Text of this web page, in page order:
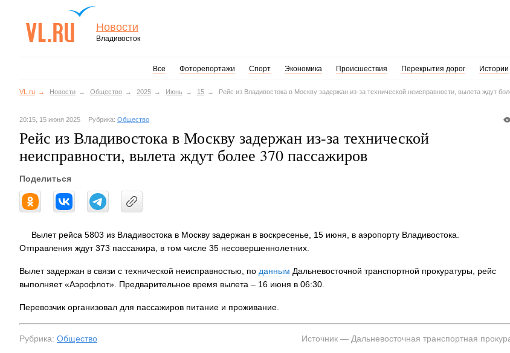
Новости
Владивосток
Все Фоторепортажи Спорт Экономика Происшествия Перекрытия дорог Истории
VL.ru Новости Общество 2025 Июнь 15 Рейс из Владивостока в Москву задержан из-за технической неисправности, вылета ждут
20:15, 15 июня 2025 Рубрика: Общество
Рейс из Владивостока в Москву задержан из-за технической
неисправности, вылета ждут более 370 пассажиров
Поделиться
Вылет рейса 5803 из Владивостока в Москву задержан в воскресенье, 15 июня, в аэропорту Владивостока.
Отправления ждут 373 пассажира, в том числе 35 несовершеннолетних.
Вылет задержан в связи с технической неисправностью, по данным Дальневосточной транспортной прокуратуры, рейс
выполняет «Аэрофлот». Предварительное время вылета – 16 июня в 06:30.
Перевозчик организовал для пассажиров питание и проживание.
Рубрика: Общество Источник — Дальневосточная транспортная